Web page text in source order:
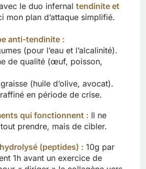
le duo infernal tendinite et
mon plan d’attaque simplifié.
anti-tendinite :
(pour l’eau et l’alcalinité).
de qualité (œuf, poisson,
(huile d’olive, avocat).
en période de crise.
qui fonctionnent : Il ne
tout prendre, mais de cibler.
(peptides) : 10g par
1h avant un exercice de